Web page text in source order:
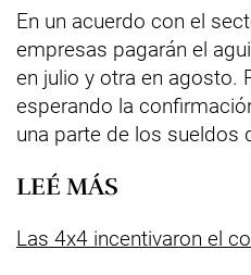
En un acuerdo con el
empresas pagarán el
en julio y otra en agosto.
esperando la
una parte de los sueldos
LEÉ MÁS
Las 4x4 incentivaron el